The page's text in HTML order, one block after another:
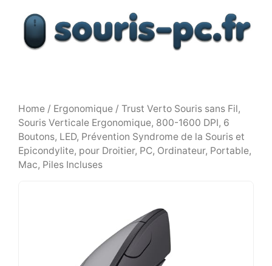
contenu
Home / Ergonomique / Trust Verto Souris sans Fil,
Souris Verticale Ergonomique, 800-1600 DPI, 6
Boutons, LED, Prévention Syndrome de la Souris et
Epicondylite, pour Droitier, PC, Ordinateur, Portable,
Mac, Piles Incluses